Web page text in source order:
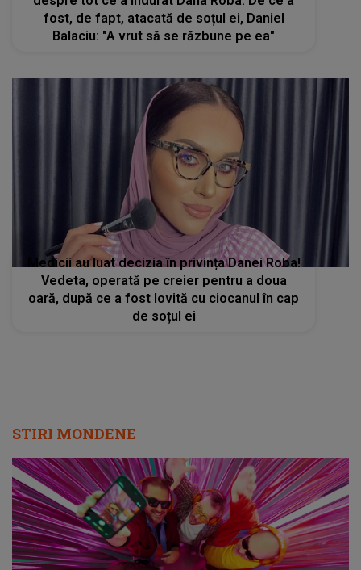
fost, de fapt, atacată de soțul ei, Daniel
Balaciu: "A vrut să se răzbune pe ea"
Medicii au luat decizia în privința Danei Roba!
Vedeta, operată pe creier pentru a doua
oară, după ce a fost lovită cu ciocanul în cap
de soțul ei
STIRI MONDENE